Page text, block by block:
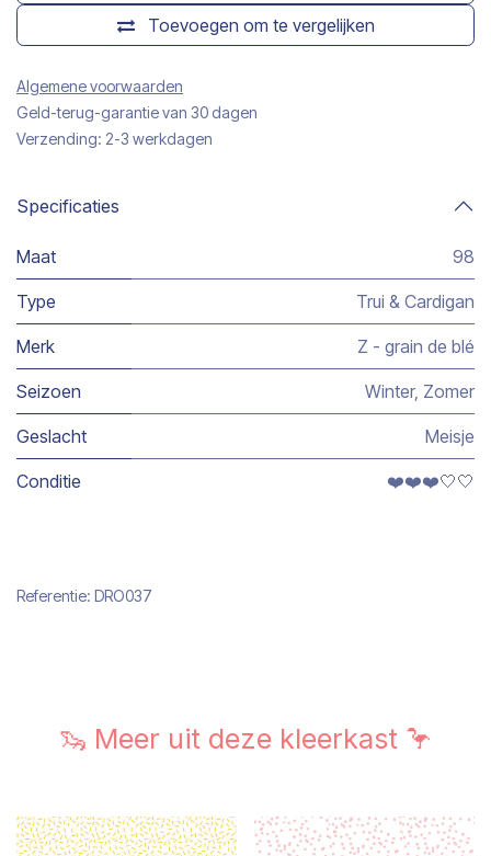
Toevoegen om te vergelijken
Algemene voorwaarden
Geld-terug-garantie van 30 dagen
Verzending: 2-3 werkdagen
Specificaties
Maat 98
Type Trui & Cardigan
Merk Z - grain de blé
Seizoen Winter, Zomer
Geslacht Meisje
Conditie ❤️❤️❤️🤍🤍
Referentie: DRO037
🦦 Meer uit deze kleerkast 🦩